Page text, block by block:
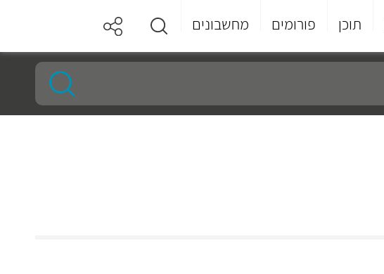
תוכן פורומים מחשבונים